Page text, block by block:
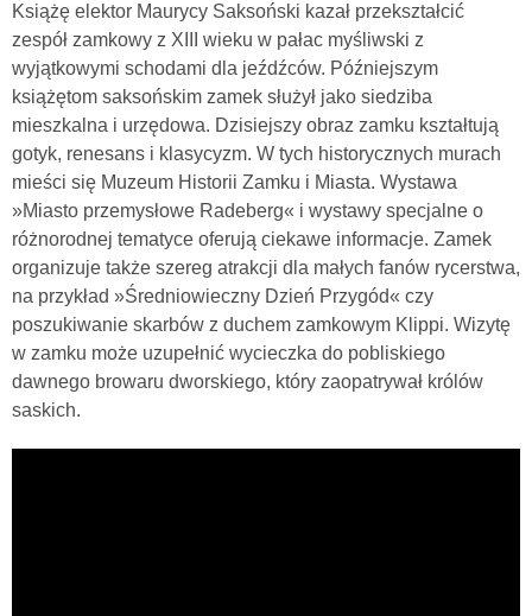
Książę elektor Maurycy Saksoński kazał przekształcić
zespół zamkowy z XIII wieku w pałac myśliwski z
wyjątkowymi schodami dla jeźdźców. Późniejszym
książętom saksońskim zamek służył jako siedziba
mieszkalna i urzędowa. Dzisiejszy obraz zamku kształtują
gotyk, renesans i klasycyzm. W tych historycznych murach
mieści się Muzeum Historii Zamku i Miasta. Wystawa
»Miasto przemysłowe Radeberg« i wystawy specjalne o
różnorodnej tematyce oferują ciekawe informacje. Zamek
organizuje także szereg atrakcji dla małych fanów rycerstwa,
na przykład »Średniowieczny Dzień Przygód« czy
poszukiwanie skarbów z duchem zamkowym Klippi. Wizytę
w zamku może uzupełnić wycieczka do pobliskiego
dawnego browaru dworskiego, który zaopatrywał królów
saskich.